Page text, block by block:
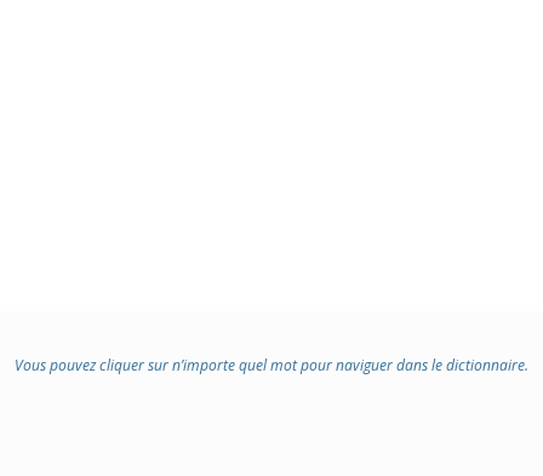
Vous pouvez cliquer sur n’importe quel mot pour naviguer dans le dictionnaire.